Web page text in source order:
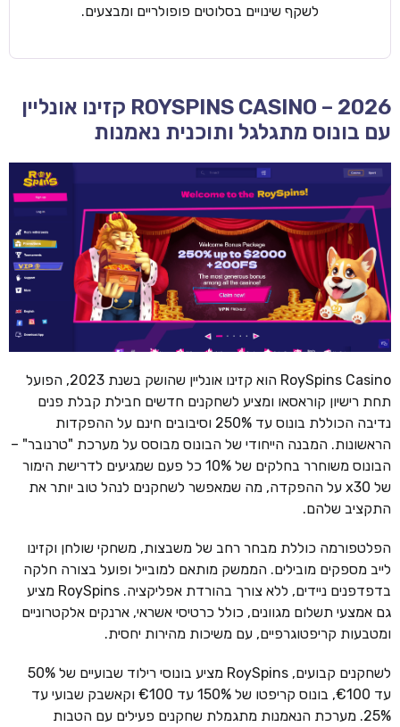
לשקף שינויים בסלוטים פופולריים ומבצעים.
ROYSPINS CASINO – 2026 קזינו אונליין
עם בונוס מתגלגל ותוכנית נאמנות
RoySpins Casino הוא קזינו אונליין שהושק בשנת 2023, הפועל
תחת רישיון קוראסאו ומציע לשחקנים חדשים חבילת קבלת פנים
נדיבה הכוללת בונוס עד 250% וסיבובים חינם על ההפקדות
הראשונות. המבנה הייחודי של הבונוס מבוסס על מערכת "טרנובר" –
הבונוס משוחרר בחלקים של 10% כל פעם שמגיעים לדרישת הימור
של x30 על ההפקדה, מה שמאפשר לשחקנים לנהל טוב יותר את
התקציב שלהם.
הפלטפורמה כוללת מבחר רחב של משבצות, משחקי שולחן וקזינו
לייב מספקים מובילים. הממשק מותאם למובייל ופועל בצורה חלקה
בדפדפנים ניידים, ללא צורך בהורדת אפליקציה. RoySpins מציע
גם אמצעי תשלום מגוונים, כולל כרטיסי אשראי, ארנקים אלקטרוניים
ומטבעות קריפטוגרפיים, עם משיכות מהירות יחסית.
לשחקנים קבועים, RoySpins מציע בונוסי רילוד שבועיים של 50%
עד €100, בונוס קריפטו של 150% עד €100 וקאשבק שבועי עד
25%. מערכת הנאמנות מתגמלת שחקנים פעילים עם הטבות